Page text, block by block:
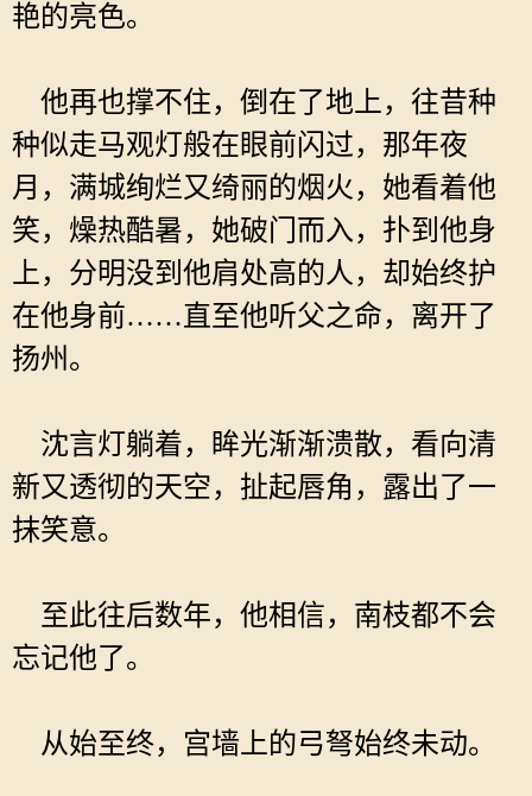
艳的亮色。
他再也撑不住，倒在了地上，往昔种
种似走马观灯般在眼前闪过，那年夜
月，满城绚烂又绮丽的烟火，她看着他
笑，燥热酷暑，她破门而入，扑到他身
上，分明没到他肩处高的人，却始终护
在他身前……直至他听父之命，离开了
扬州。
沈言灯躺着，眸光渐渐溃散，看向清
新又透彻的天空，扯起唇角，露出了一
抹笑意。
至此往后数年，他相信，南枝都不会
忘记他了。
从始至终，宫墙上的弓弩始终未动。